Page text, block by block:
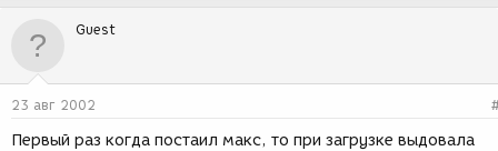
Guest
23 авг 2002
Первый раз когда постаил макс, то при загрузке выдовала